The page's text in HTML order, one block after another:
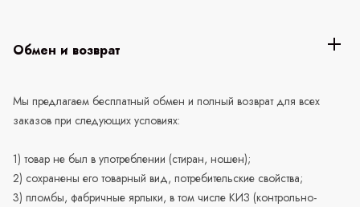
Обмен и возврат
Мы предлагаем бесплатный обмен и полный возврат для всех
заказов при следующих условиях:
1) товар не был в употреблении (стиран, ношен);
2) сохранены его товарный вид, потребительские свойства;
3) пломбы, фабричные ярлыки, в том числе КИЗ (контрольно-